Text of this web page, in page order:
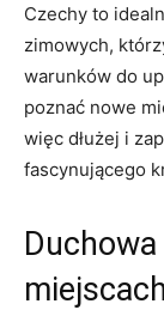
Czechy​ to⁢
zimowych,
warunków do⁣
poznać⁣ nowe
⁢więc dłużej i
‌fascynującego‌